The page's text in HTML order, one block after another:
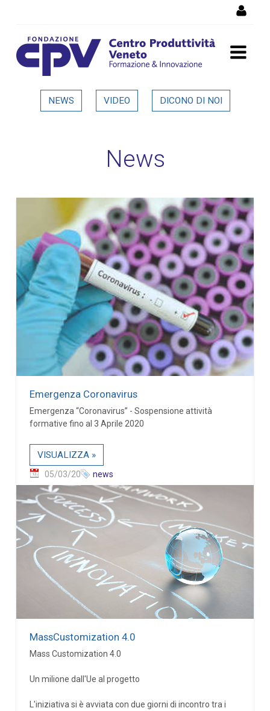
Dettaglio in evidenza
NEWS VIDEO DICONO DI NOI
News
Emergenza Coronavirus
Emergenza “Coronavirus” - Sospensione attività
formative fino al 3 Aprile 2020
VISUALIZZA »
05/03/20 news
MassCustomization 4.0
Mass Customization 4.0
Un milione dall'Ue al progetto
L'iniziativa si è avviata con due giorni di incontro tra i